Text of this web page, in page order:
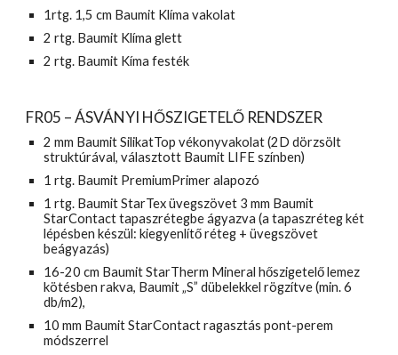
1rtg. 1,5 cm Baumit Klíma vakolat
2 rtg. Baumit Klíma glett
2 rtg. Baumit Kíma festék
FR05 – ÁSVÁNYI HŐSZIGETELŐ RENDSZER
2 mm Baumit SilikatTop vékonyvakolat (2D dörzsölt
struktúrával, választott Baumit LIFE színben)
1 rtg. Baumit PremiumPrimer alapozó
1 rtg. Baumit StarTex üvegszövet 3 mm Baumit
StarContact tapaszrétegbe ágyazva (a tapaszréteg két
lépésben készül: kiegyenlítő réteg + üvegszövet
beágyazás)
16-20 cm Baumit StarTherm Mineral hőszigetelő lemez
kötésben rakva, Baumit „S” dübelekkel rögzítve (min. 6
db/m2),
10 mm Baumit StarContact ragasztás pont-perem
módszerrel